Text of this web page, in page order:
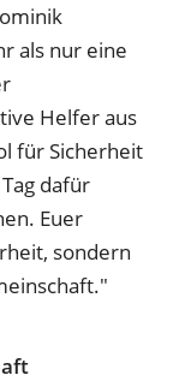
als nur eine
Helfer aus
für Sicherheit
dafür
Euer
sondern